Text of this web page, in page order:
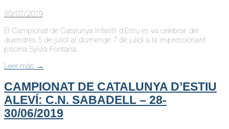
30/07/2019
El Campionat de Catalunya Infantil d’Estiu es va celebrar del
divendres 5 de juliol al diumenge 7 de juliol a la impressionant
piscina Sylvia Fontana…
Leer más →
CAMPIONAT DE CATALUNYA D’ESTIU
ALEVÍ: C.N. SABADELL – 28-
30/06/2019